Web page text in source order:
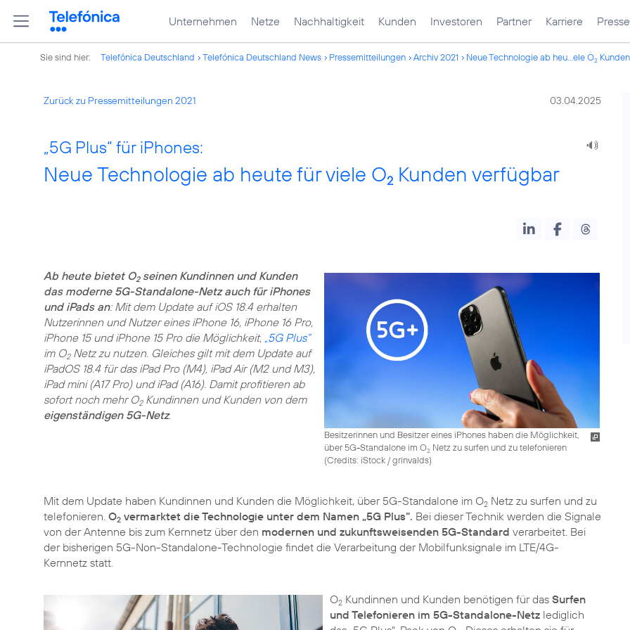
Unternehmen Netze Nachhaltigkeit Kunden Investoren Partner Karriere Presse
Sie sind hier: Telefónica Deutschland Telefónica Deutschland News Pressemitteilungen Archiv 2021 Neue Technologie ab heu...ele O2
Zurück zu Pressemitteilungen 2021 03.04.2025
„5G Plus“ für iPhones:
Neue Technologie ab heute für viele O2 Kunden verfügbar
Besitzerinnen und Besitzer eines iPhones haben die Möglichkeit,
über 5G-Standalone im O2Netz zu surfen und zu telefonieren
(Credits: iStock / grinvalds)
Ab heute bietet O2seinen Kundinnen und Kunden
das moderne 5G-Standalone-Netz auch für iPhones
und iPads an: Mit dem Update auf iOS 18.4 erhalten
Nutzerinnen und Nutzer eines iPhone 16, iPhone 16 Pro,
iPhone 15 und iPhone 15 Pro die Möglichkeit, „5G Plus“
im O2Netz zu nutzen. Gleiches gilt mit dem Update auf
iPadOS 18.4 für das iPad Pro (M4), iPad Air (M2 und M3),
iPad mini (A17 Pro) und iPad (A16). Damit profitieren ab
sofort noch mehr O2Kundinnen und Kunden von dem
eigenständigen 5G-Netz.
Mit dem Update haben Kundinnen und Kunden die Möglichkeit, über 5G-Standalone im O2 Netz zu surfen und zu
telefonieren. O2 vermarktet die Technologie unter dem Namen „5G Plus“. Bei dieser Technik werden die Signale
von der Antenne bis zum Kernnetz über den modernen und zukunftsweisenden 5G-Standard verarbeitet. Bei
der bisherigen 5G-Non-Standalone-Technologie findet die Verarbeitung der Mobilfunksignale im LTE/4G-
Kernnetz statt.
O2Kundinnen und Kunden benötigen für das Surfen
und Telefonieren im 5G-Standalone-Netzlediglich